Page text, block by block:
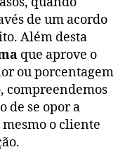
de um acordo
Além desta
que aprove o
ou porcentagem
compreendemos
de se opor a
o cliente